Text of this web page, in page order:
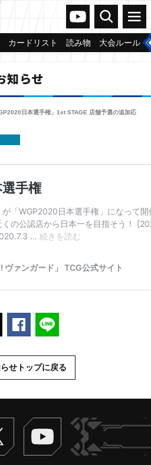
ヴァンガードch
検索 メニュー
カードリスト 読み物 大会ルール
知らせ
日本選手権」1st STAGE 店舗予選の追加応
ポストするFacebookでシェアする
せトップに戻る
Twitter ヴァンガードch